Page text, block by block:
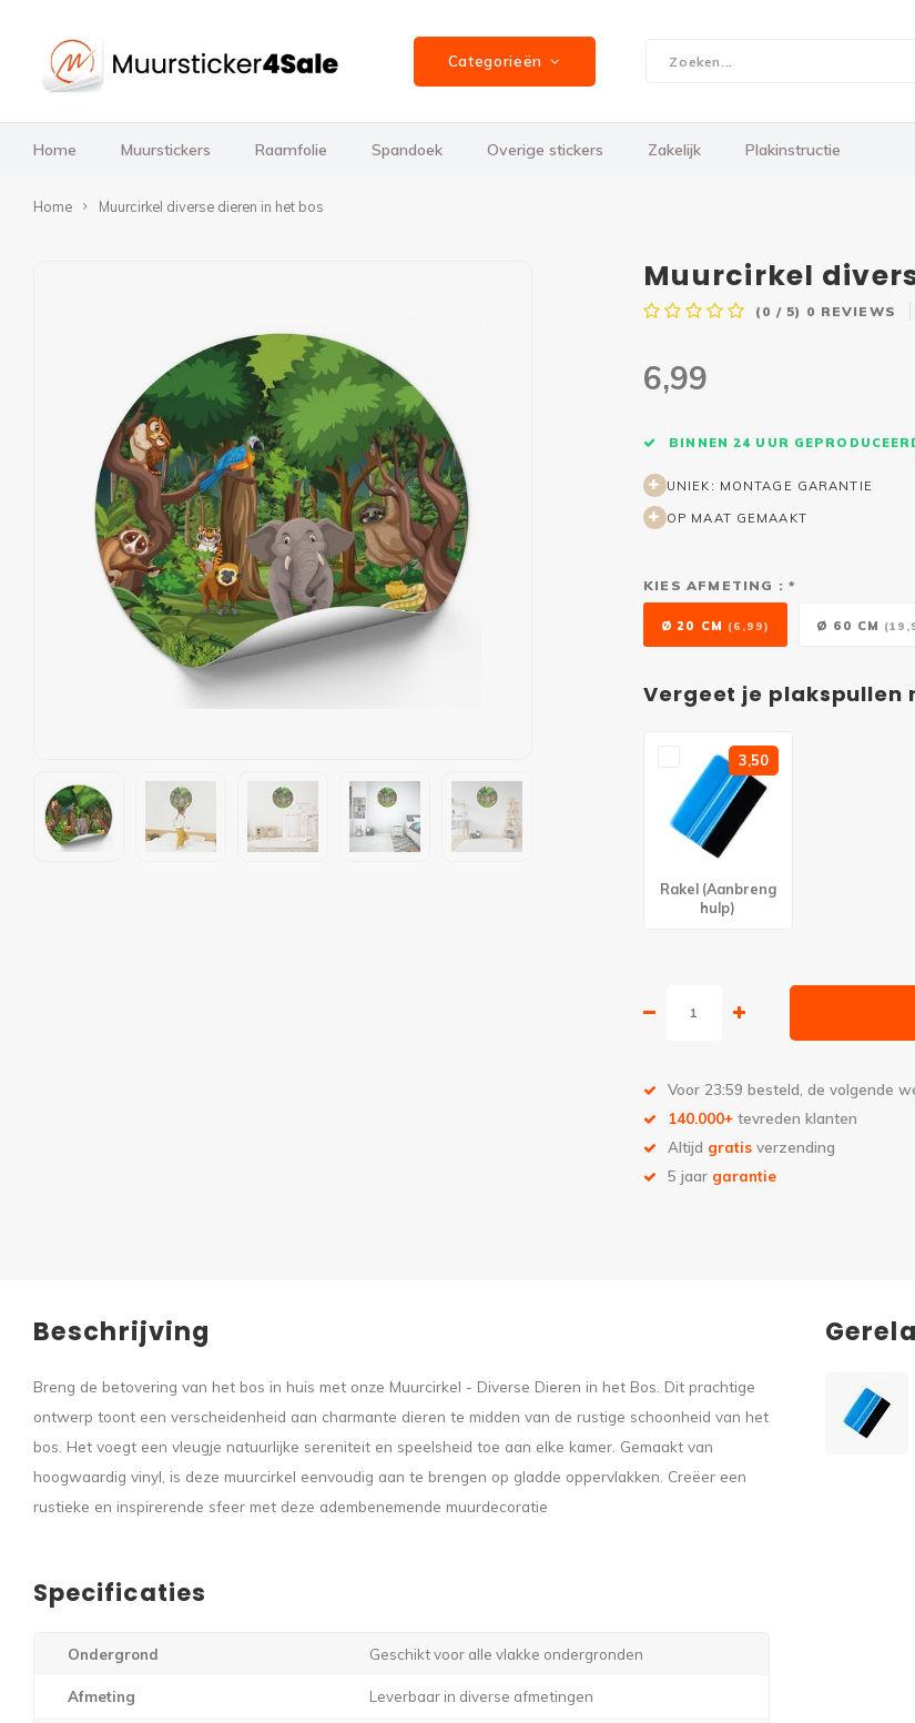
Categorieën
Home Muurstickers Raamfolie Spandoek Overige stickers Zakelijk Plakinstructie
Home Muurcirkel diverse dieren in het bos
Muurcirkel
(0 / 5) 0 REVIEWS
6,99
BINNEN 24 UUR
UNIEK: MONTAGE GARANTIE
OP MAAT GEMAAKT
KIES AFMETING : *
Ø 20 CM (6,99) Ø 60 CM
Vergeet je plakspullen
3,50
Rakel (Aanbreng
hulp)
Voor 23:59 besteld, de volgende
140.000+ tevreden klanten
Altijd gratis verzending
5 jaar garantie
Beschrijving
Breng de betovering van het bos in huis met onze Muurcirkel - Diverse Dieren in het Bos. Dit prachtige
ontwerp toont een verscheidenheid aan charmante dieren te midden van de rustige schoonheid van het
bos. Het voegt een vleugje natuurlijke sereniteit en speelsheid toe aan elke kamer. Gemaakt van
hoogwaardig vinyl, is deze muurcirkel eenvoudig aan te brengen op gladde oppervlakken. Creëer een
rustieke en inspirerende sfeer met deze adembenemende muurdecoratie
Specificaties
Ondergrond Geschikt voor alle vlakke ondergronden
Afmeting Leverbaar in diverse afmetingen